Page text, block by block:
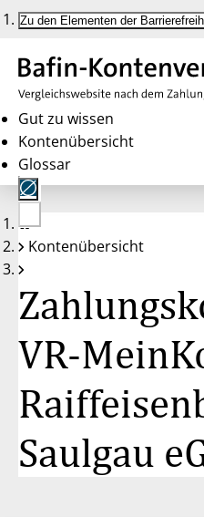
Zu den Elementen der
Gut zu wissen
Kontenübersicht
Glossar
Keine
Konten
Kontenübersicht
VR-
Saulgau